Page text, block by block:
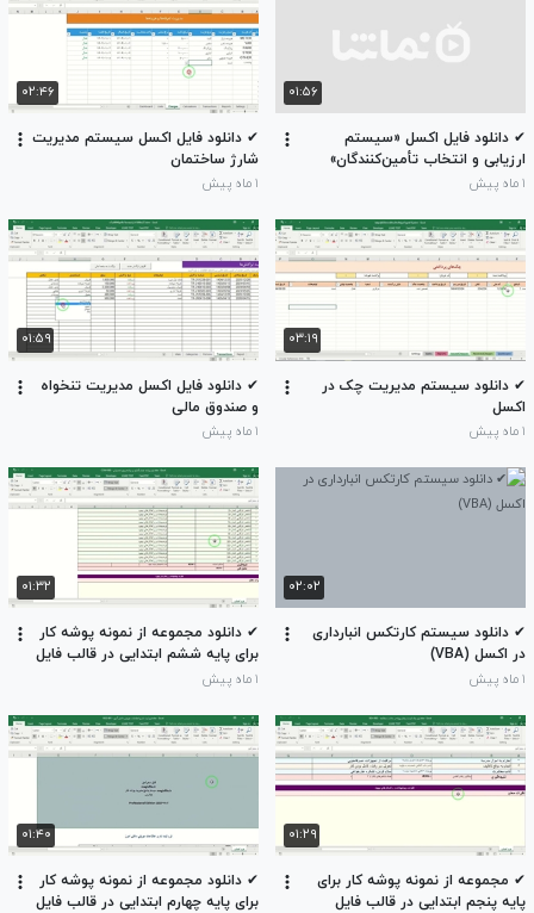
۰۱:۵۶
✔ دانلود فایل اکسل «سیستم
ارزیابی و انتخاب تأمین‌کنندگان»
۱ ماه پیش
۰۲:۴۶
✔ دانلود فایل اکسل سیستم مدیریت
شارژ ساختمان
۱ ماه پیش
۰۳:۱۹
✔ دانلود سیستم مدیریت چک در
اکسل
۱ ماه پیش
۰۱:۵۹
✔ دانلود فایل اکسل مدیریت تنخواه
و صندوق مالی
۱ ماه پیش
۰۲:۰۲
✔ دانلود سیستم کارتکس انبارداری
در اکسل (VBA)
۱ ماه پیش
۰۱:۳۲
✔ دانلود مجموعه از نمونه پوشه کار
برای پایه ششم ابتدایی در قالب فایل
اکسل۱ ماه پیش
۰۱:۲۹
✔ مجموعه از نمونه پوشه کار برای
پایه پنجم ابتدایی در قالب فایل
۰۱:۴۰
✔ دانلود مجموعه از نمونه پوشه کار
برای پایه چهارم ابتدایی در قالب فایل